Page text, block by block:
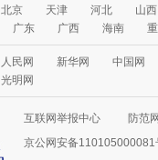
北京 天津 河北
山西
广东 广西 海南
人民网 新华网
中国网
光明网
互联网举报中心
防范
京公网安备110105000081